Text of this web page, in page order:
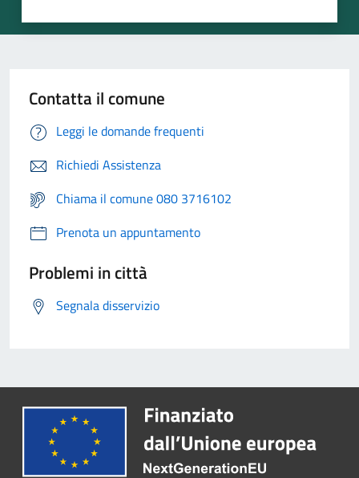
Contatta il comune
Leggi le domande frequenti
Richiedi Assistenza
Chiama il comune 080 3716102
Prenota un appuntamento
Problemi in città
Segnala disservizio